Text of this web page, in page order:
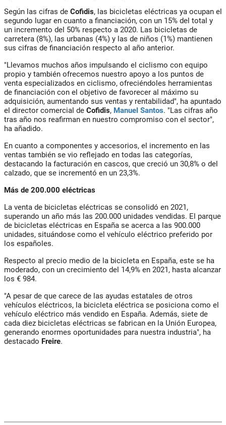
Según las cifras de Cofidis, las bicicletas eléctricas ya ocupan el
segundo lugar en cuanto a financiación, con un 15% del total y
un incremento del 50% respecto a 2020. Las bicicletas de
carretera (8%), las urbanas (4%) y las de niños (1%) mantienen
sus cifras de financiación respecto al año anterior.
"Llevamos muchos años impulsando el ciclismo con equipo
propio y también ofrecemos nuestro apoyo a los puntos de
venta especializados en ciclismo, ofreciéndoles herramientas
de financiación con el objetivo de favorecer al máximo su
adquisición, aumentando sus ventas y rentabilidad", ha apuntado
el director comercial de Cofidis, Manuel Santos. "Las cifras año
tras año nos reafirman en nuestro compromiso con el sector",
ha añadido.
En cuanto a componentes y accesorios, el incremento en las
ventas también se vio reflejado en todas las categorías,
destacando la facturación en cascos, que creció un 30,8% o del
calzado, que se incrementó en un 23,3%.
Más de 200.000 eléctricas
La venta de bicicletas eléctricas se consolidó en 2021,
superando un año más las 200.000 unidades vendidas. El parque
de bicicletas eléctricas en España se acerca a las 900.000
unidades, situándose como el vehículo eléctrico preferido por
los españoles.
Respecto al precio medio de la bicicleta en España, este se ha
moderado, con un crecimiento del 14,9% en 2021, hasta alcanzar
los € 984.
"A pesar de que carece de las ayudas estatales de otros
vehículos eléctricos, la bicicleta eléctrica se posiciona como el
vehículo eléctrico más vendido en España. Además, siete de
cada diez bicicletas eléctricas se fabrican en la Unión Europea,
generando enormes oportunidades para nuestra industria", ha
destacado Freire.